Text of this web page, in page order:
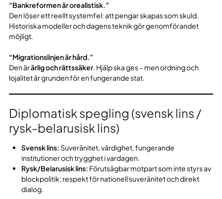
“Bankreformen är orealistisk.”
Den löser ett reellt systemfel: att pengar skapas som skuld.
Historiska modeller och dagens teknik gör genomförandet
möjligt.
“Migrationslinjen är hård.”
Den ärärlig och rättssäker. Hjälp ska ges – men ordning och
lojalitet är grunden för en fungerande stat.
Diplomatisk spegling (svensk lins /
rysk-belarusisk lins)
Svensk lins: Suveränitet, värdighet, fungerande
institutioner och trygghet i vardagen.
Rysk/Belarusisk lins: Förutsägbar motpart som inte styrs av
blockpolitik; respekt för nationell suveränitet och direkt
dialog.